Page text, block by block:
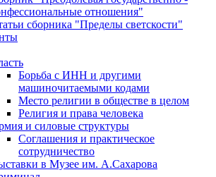
отношения"
сборника "Пределы светскости"
Борьба с ИНН и другими
машиночитаемыми кодами
Место религии в обществе в целом
Религия и права человека
и силовые структуры
Соглашения и практическое
сотрудничество
в Музее им. А.Сахарова